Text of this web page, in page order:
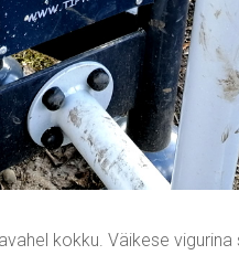
kokku. Väikese